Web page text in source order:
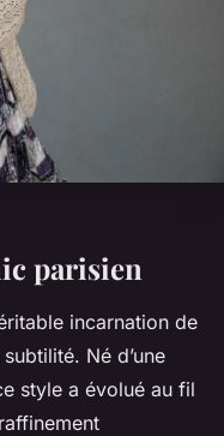
parisien
incarnation de
Né d’une
style a évolué au fil